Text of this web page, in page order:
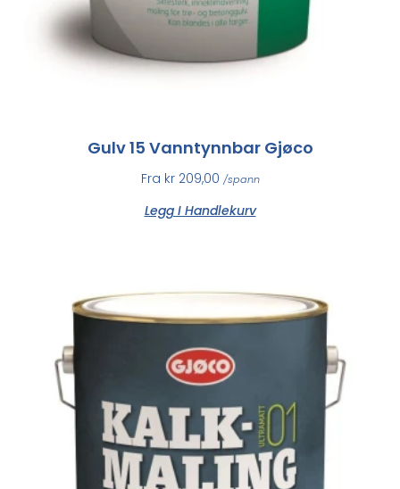
Gulv 15 Vanntynnbar Gjøco
Fra kr209,00 /spann
Legg I Handlekurv